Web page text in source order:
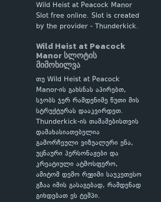
Wild Heist at Peacock Manor
Slot free online. Slot is created
by the provider - Thunderkick.
Wild Heist at Peacock
Manor სლოტის
მიმოხილვა
თუ Wild Heist at Peacock
Manor-ის გახსნას აპირებთ,
სჯობს ჯერ რამდენიმე წუთი მის
სტრუქტურას დააკვირდეთ.
Thunderkick-ის თამაშებისთვის
დამახასიათებელია
გამორჩეული ვიზუალური ენა,
უცნაური პერსონაჟები და
კრეატიული ატმოსფერო,
ამიტომ დემო რეჟიმი საუკეთესო
გზაა იმის გასაგებად, რამდენად
გიხდებათ ეს ტემპი.